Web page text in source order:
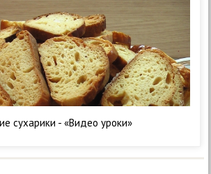
сухарики - «Видео уроки»